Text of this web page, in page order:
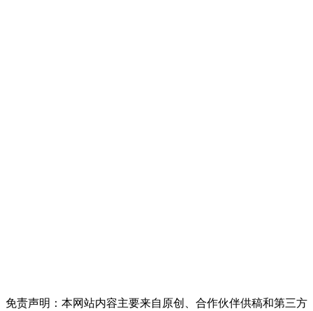
免责声明：本网站内容主要来自原创、合作伙伴供稿和第三方